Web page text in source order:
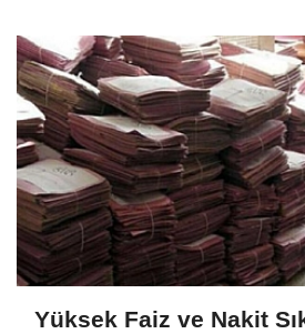
Yüksek Faiz ve Nakit